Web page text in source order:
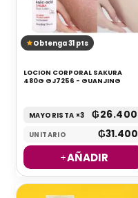
Obtenga 31 pts
LOCION CORPORAL SAKURA
480G GJ7256 - GUANJING
MAYORISTA ×3 ₲26.400
UNITARIO ₲31.400
AÑADIR